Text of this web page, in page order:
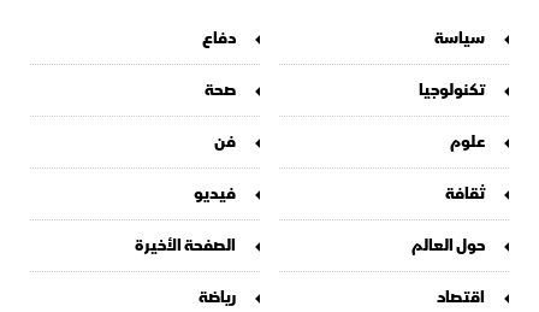
سياسة
دفاع
تكنولوجيا
صحة
علوم
فن
ثقافة
فيديو
حول العالم
الصفحة الأخيرة
اقتصاد
رياضة